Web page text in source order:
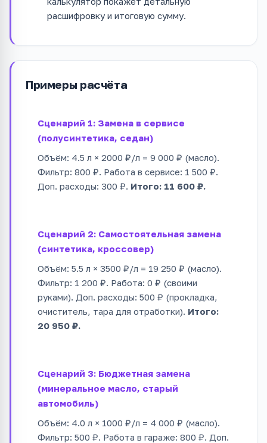
расшифровку и итоговую сумму.
Примеры расчёта
Сценарий 1: Замена в сервисе
(полусинтетика, седан)
Объём: 4.5 л × 2000 ₽/л = 9 000 ₽ (масло).
Фильтр: 800 ₽. Работа в сервисе: 1 500 ₽.
Доп. расходы: 300 ₽. Итого: 11 600 ₽.
Сценарий 2: Самостоятельная замена
(синтетика, кроссовер)
Объём: 5.5 л × 3500 ₽/л = 19 250 ₽ (масло).
Фильтр: 1 200 ₽. Работа: 0 ₽ (своими
руками). Доп. расходы: 500 ₽ (прокладка,
очиститель, тара для отработки). Итого:
20 950 ₽.
Сценарий 3: Бюджетная замена
(минеральное масло, старый
автомобиль)
Объём: 4.0 л × 1000 ₽/л = 4 000 ₽ (масло).
Фильтр: 500 ₽. Работа в гараже: 800 ₽. Доп.